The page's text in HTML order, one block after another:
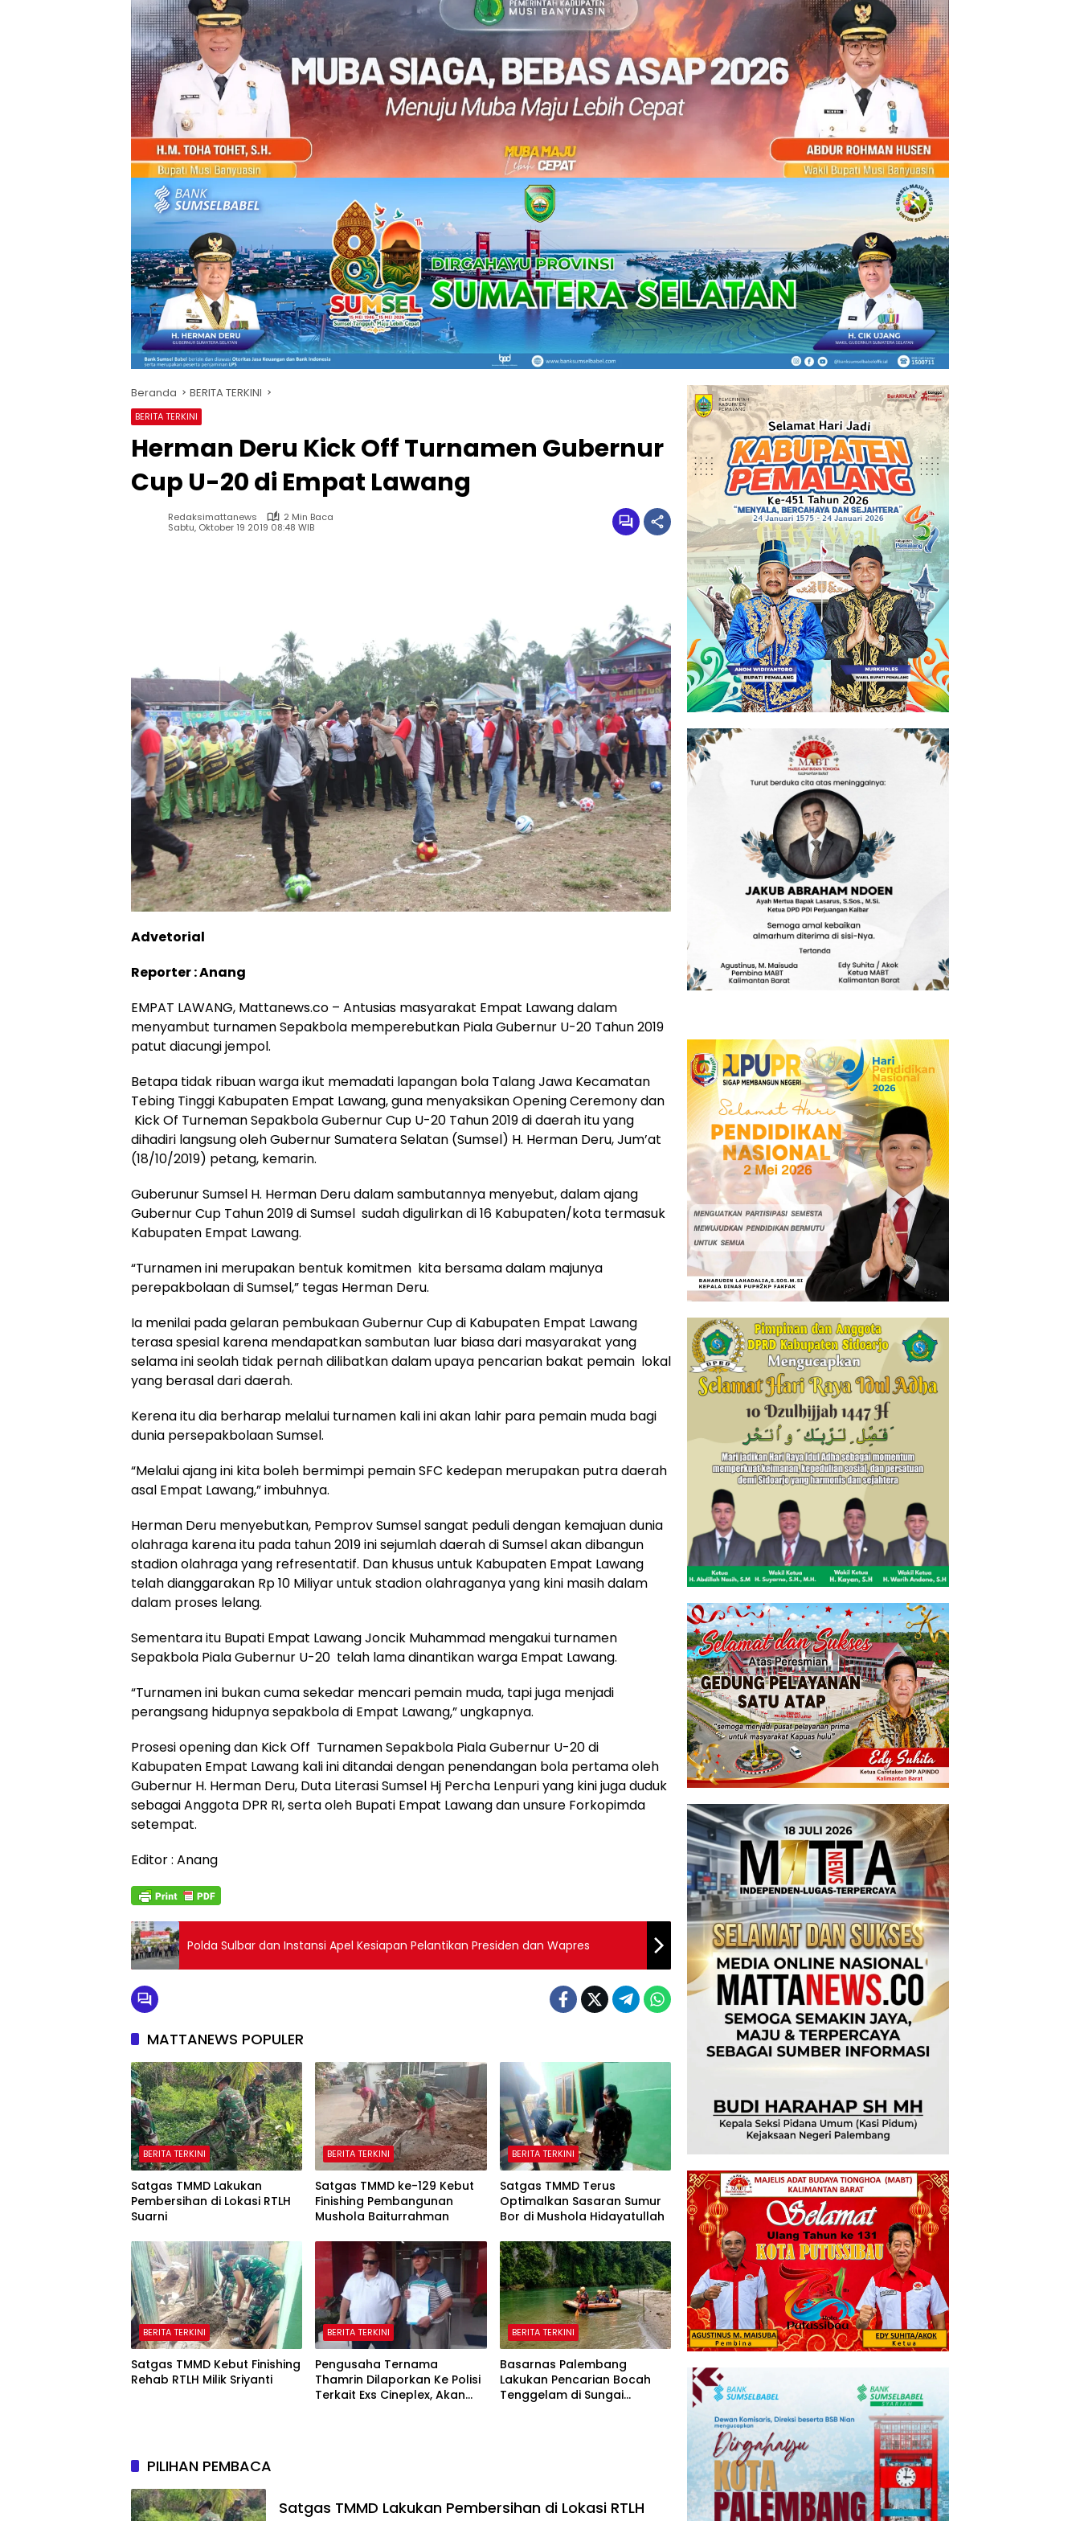
Beranda BERITA TERKINI
BERITA TERKINI
Herman Deru Kick Off Turnamen Gubernur
Cup U-20 di Empat Lawang
Redaksimattanews
2 Min Baca
Sabtu, Oktober 19 2019 08:48 WIB
Advetorial
Reporter : Anang
EMPAT LAWANG, Mattanews.co – Antusias masyarakat Empat Lawang dalam
menyambut turnamen Sepakbola memperebutkan Piala Gubernur U-20 Tahun 2019
patut diacungi jempol.
Betapa tidak ribuan warga ikut memadati lapangan bola Talang Jawa Kecamatan
Tebing Tinggi Kabupaten Empat Lawang, guna menyaksikan Opening Ceremony dan
Kick Of Turneman Sepakbola Gubernur Cup U-20 Tahun 2019 di daerah itu yang
dihadiri langsung oleh Gubernur Sumatera Selatan (Sumsel) H. Herman Deru, Jum’at
(18/10/2019) petang, kemarin.
Guberunur Sumsel H. Herman Deru dalam sambutannya menyebut, dalam ajang
Gubernur Cup Tahun 2019 di Sumsel sudah digulirkan di 16 Kabupaten/kota termasuk
Kabupaten Empat Lawang.
“Turnamen ini merupakan bentuk komitmen kita bersama dalam majunya
perepakbolaan di Sumsel,” tegas Herman Deru.
Ia menilai pada gelaran pembukaan Gubernur Cup di Kabupaten Empat Lawang
terasa spesial karena mendapatkan sambutan luar biasa dari masyarakat yang
selama ini seolah tidak pernah dilibatkan dalam upaya pencarian bakat pemain lokal
yang berasal dari daerah.
Kerena itu dia berharap melalui turnamen kali ini akan lahir para pemain muda bagi
dunia persepakbolaan Sumsel.
“Melalui ajang ini kita boleh bermimpi pemain SFC kedepan merupakan putra daerah
asal Empat Lawang,” imbuhnya.
Herman Deru menyebutkan, Pemprov Sumsel sangat peduli dengan kemajuan dunia
olahraga karena itu pada tahun 2019 ini sejumlah daerah di Sumsel akan dibangun
stadion olahraga yang refresentatif. Dan khusus untuk Kabupaten Empat Lawang
telah dianggarakan Rp 10 Miliyar untuk stadion olahraganya yang kini masih dalam
dalam proses lelang.
Sementara itu Bupati Empat Lawang Joncik Muhammad mengakui turnamen
Sepakbola Piala Gubernur U-20 telah lama dinantikan warga Empat Lawang.
“Turnamen ini bukan cuma sekedar mencari pemain muda, tapi juga menjadi
perangsang hidupnya sepakbola di Empat Lawang,” ungkapnya.
Prosesi opening dan Kick Off Turnamen Sepakbola Piala Gubernur U-20 di
Kabupaten Empat Lawang kali ini ditandai dengan penendangan bola pertama oleh
Gubernur H. Herman Deru, Duta Literasi Sumsel Hj Percha Lenpuri yang kini juga duduk
sebagai Anggota DPR RI, serta oleh Bupati Empat Lawang dan unsure Forkopimda
setempat.
Editor : Anang
Polda Sulbar dan Instansi Apel Kesiapan Pelantikan Presiden dan Wapres
MATTANEWS POPULER
BERITA TERKINI
Satgas TMMD Lakukan
Pembersihan di Lokasi RTLH
Suarni
BERITA TERKINI
Satgas TMMD ke-129 Kebut
Finishing Pembangunan
Mushola Baiturrahman
BERITA TERKINI
Satgas TMMD Terus
Optimalkan Sasaran Sumur
Bor di Mushola Hidayatullah
BERITA TERKINI
Satgas TMMD Kebut Finishing
Rehab RTLH Milik Sriyanti
BERITA TERKINI
Pengusaha Ternama
Thamrin Dilaporkan Ke Polisi
Terkait Exs Cineplex, Akan
BERITA TERKINI
Basarnas Palembang
Lakukan Pencarian Bocah
Tenggelam di Sungai
PILIHAN PEMBACA
Satgas TMMD Lakukan Pembersihan di Lokasi RTLH